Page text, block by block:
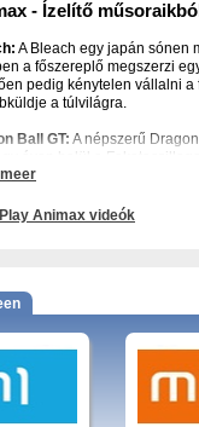
- Ízelítő
A Bleach egy japán sónen
a főszereplő megszerzi
pedig kénytelen vállalni
a túlvilágra.
Ball GT: A népszerű
éven belül a
hogy összegyűjtsék őket.
A Nana története a két,
szól.
Penge, Rozsomák, Rómeó
műsor, anime list,
Play Animax videók